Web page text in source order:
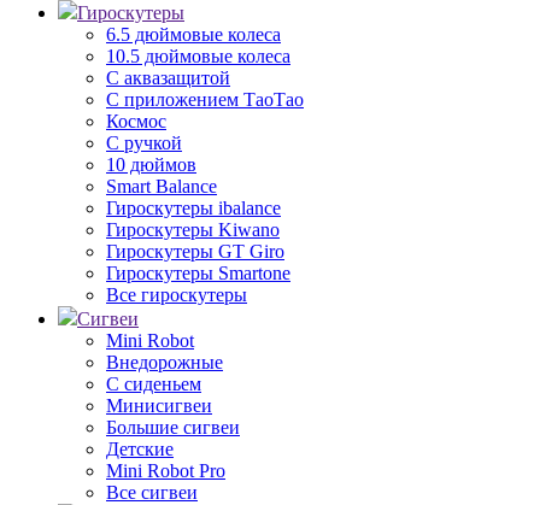
Гироскутеры
6.5 дюймовые колеса
10.5 дюймовые колеса
С аквазащитой
С приложением ТаоТао
Космос
С ручкой
10 дюймов
Smart Balance
Гироскутеры ibalance
Гироскутеры Kiwano
Гироскутеры GT Giro
Гироскутеры Smartone
Все гироскутеры
Сигвеи
Mini Robot
Внедорожные
С сиденьем
Минисигвеи
Большие сигвеи
Детские
Mini Robot Pro
Все сигвеи